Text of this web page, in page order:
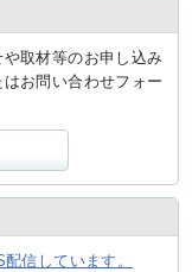
取材等のお申し込み
お問い合わせフォー
信しています。